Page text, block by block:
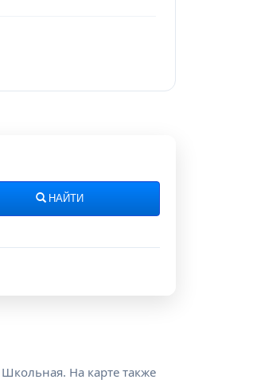
НАЙТИ
На карте также